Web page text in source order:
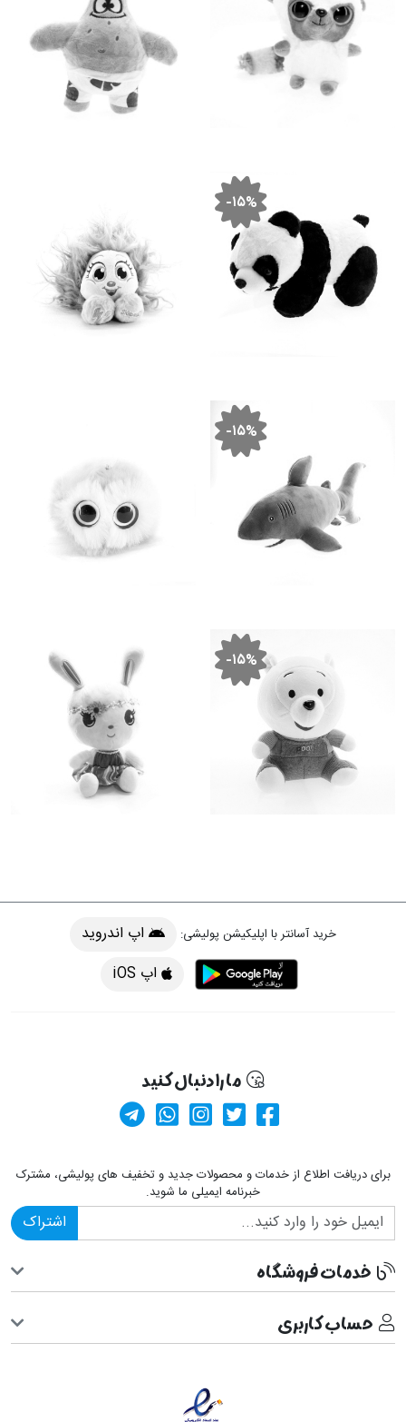
-۱۵%
-۱۵%
-۱۵%
خرید آسانتر با اپلیکیشن پولیشی:
اپ اندروید
اپ iOS
ما را دنبال کنید
صفحه فیسبوک پولیشی
صفحه پینترست
کانال آپارات
ارسال پیام در
کانال تلگرام
برای دریافت اطلاع از خدمات و محصولات جدید و تخفیف های پولیشی، مشترک
خبرنامه ایمیلی ما شوید.
اشتراک
خدمات فروشگاه
حساب کاربری